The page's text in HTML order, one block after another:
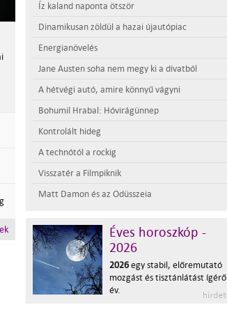
Íz kaland naponta ötször
Dinamikusan zöldül a hazai újautópiac
Energianövelés
Jane Austen soha nem megy ki a divatból
A hétvégi autó, amire könnyű vágyni
Bohumil Hrabal: Hóvirágünnep
Kontrolált hideg
A technótól a rockig
Visszatér a Filmpiknik
Matt Damon és az Odüsszeia
Éves horoszkóp -
2026
2026 egy stabil, előremutató
mozgást és tisztánlátást ígérő
év.